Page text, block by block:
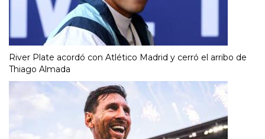
River Plate acordó con Atlético Madrid y cerró el arribo de
Thiago Almada